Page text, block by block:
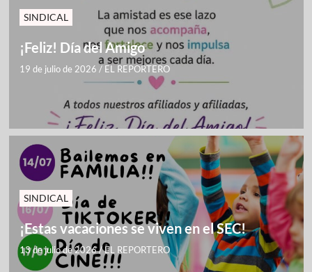
SINDICAL
¡Feliz! Día del Amigo
19 de julio de 2026 / EL REPORTERO
SINDICAL
¡Estas vacaciones se viven en el SEC!
13 de julio de 2026/EL REPORTERO